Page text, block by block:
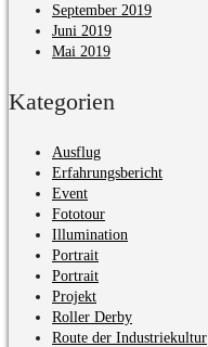
September 2019
Juni 2019
Mai 2019
Kategorien
Ausflug
Erfahrungsbericht
Event
Fototour
Illumination
Portrait
Portrait
Projekt
Roller Derby
Route der Industriekultur